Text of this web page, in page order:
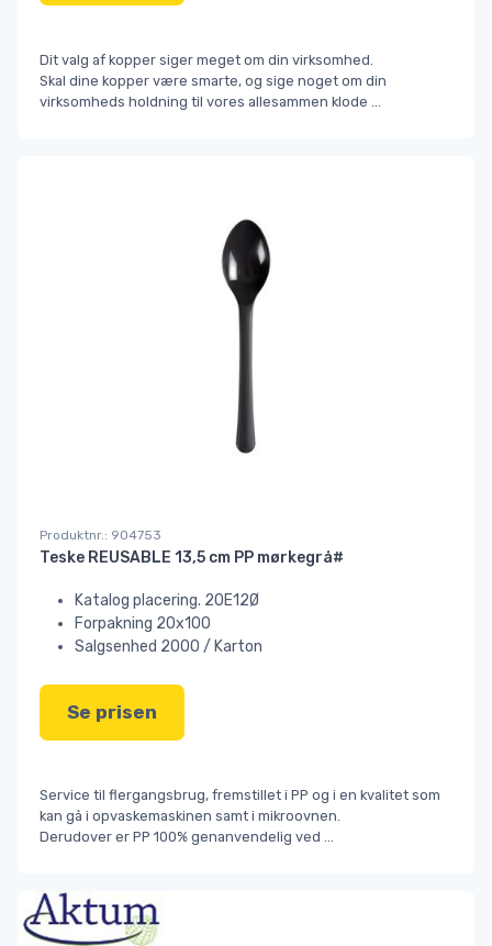
Dit valg af kopper siger meget om din virksomhed.
Skal dine kopper være smarte, og sige noget om din
virksomheds holdning til vores allesammen klode
Produktnr.: 904753
Teske REUSABLE 13,5 cm PP mørkegrå#
Katalog placering. 20E12Ø
Forpakning 20x100
Salgsenhed 2000 / Karton
Se prisen
Service til flergangsbrug, fremstillet i PP og i en kvalitet som
kan gå i opvaskemaskinen samt i mikroovnen.
Derudover er PP 100% genanvendelig ved